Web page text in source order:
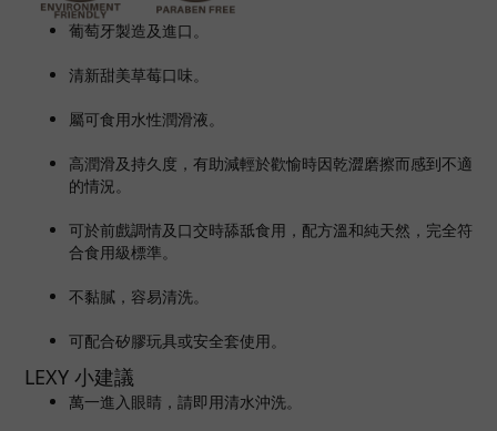
葡萄牙製造及進口。
清新甜美草莓口味。
屬可食用水性潤滑液。
高潤滑及持久度，有助減輕於歡愉時因乾澀磨擦而感到不適
的情況。
可於前戲調情及口交時舔舐食用，配方溫和純天然，完全符
合食用級標準。
不黏膩，容易清洗。
可配合矽膠玩具或安全套使用。
LEXY 小建議
萬一進入眼睛，請即用清水沖洗。